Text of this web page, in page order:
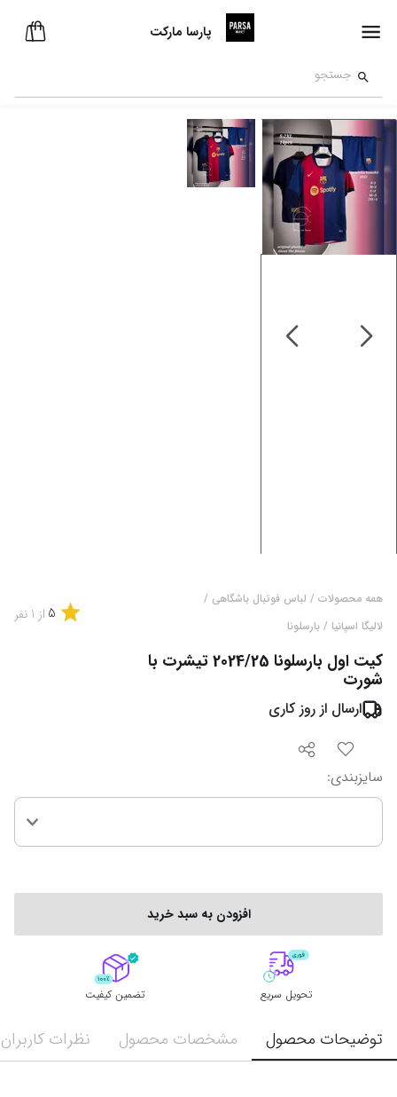
پارسا مارکت
همه محصولات / لباس فوتبال باشگاهی /
لالیگا اسپانیا / بارسلونا
5 از 1 نفر
کیت اول بارسلونا 2024/25 تیشرت با
شورت
ارسال از روز کاری
سایزبندی:
افزودن به سبد خرید
تحویل سریع تضمین کیفیت
توضیحات محصول مشخصات محصول نظرات کاربران